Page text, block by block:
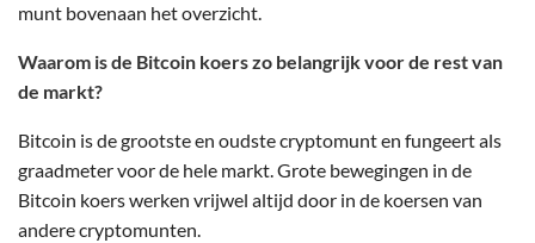
munt bovenaan het overzicht.
Waarom is de Bitcoin koers zo belangrijk voor de rest van
de markt?
Bitcoin is de grootste en oudste cryptomunt en fungeert als
graadmeter voor de hele markt. Grote bewegingen in de
Bitcoin koers werken vrijwel altijd door in de koersen van
andere cryptomunten.